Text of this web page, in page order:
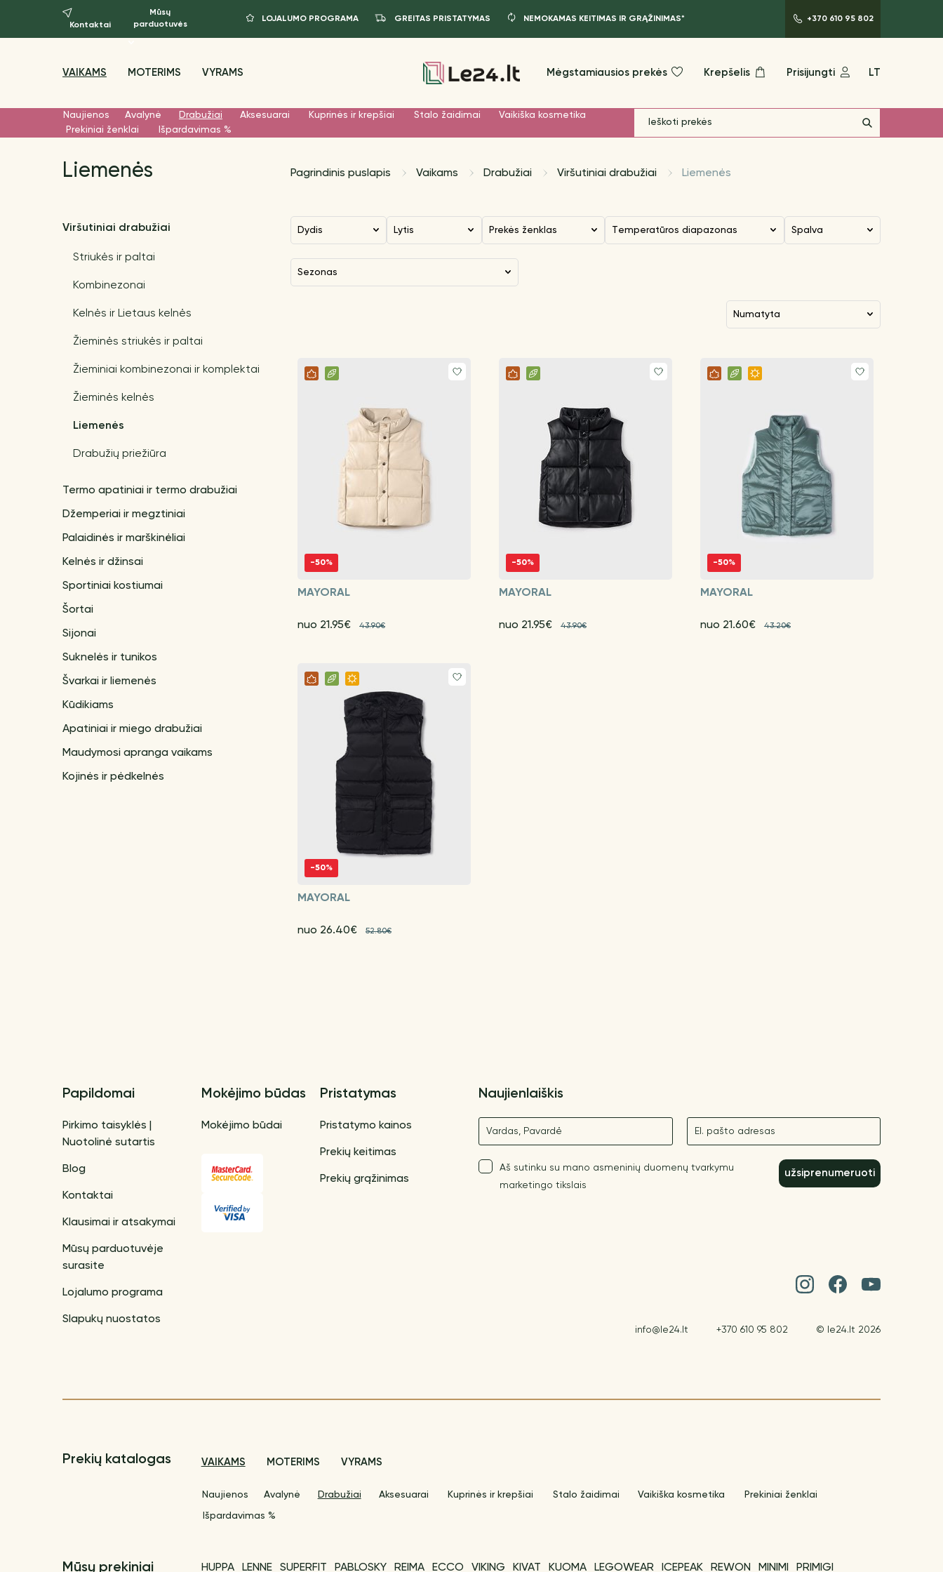
Kontaktai
Mūsų
parduotuvės
LOJALUMO PROGRAMA GREITAS PRISTATYMAS NEMOKAMAS KEITIMAS IR GRĄŽINIMAS* +370 610 95 802
VAIKAMS MOTERIMS VYRAMS Mėgstamiausios prekės Krepšelis Prisijungti LT
Naujienos Avalynė Drabužiai Aksesuarai Kuprinės ir krepšiai Stalo žaidimai
Vaikiška kosmetika
Prekiniai ženklai
Išpardavimas %
Liemenės Pagrindinis puslapis Vaikams Drabužiai Viršutiniai drabužiai Liemenės
Viršutiniai drabužiai
Striukės ir paltai
Kombinezonai
Kelnės ir Lietaus kelnės
Žieminės striukės ir paltai
Žieminiai kombinezonai ir komplektai
Žieminės kelnės
Liemenės
Drabužių priežiūra
Termo apatiniai ir termo drabužiai
Džemperiai ir megztiniai
Palaidinės ir marškinėliai
Kelnės ir džinsai
Sportiniai kostiumai
Šortai
Sijonai
Suknelės ir tunikos
Švarkai ir liemenės
Kūdikiams
Apatiniai ir miego drabužiai
Maudymosi apranga vaikams
Kojinės ir pėdkelnės
Dydis Lytis Prekės ženklas Temperatūros diapazonas Spalva
Sezonas
numatyta
-50%
MAYORAL
nuo 21.95€ 43.90€
-50%
MAYORAL
nuo 21.95€ 43.90€
-50%
MAYORAL
nuo 21.60€ 43.20€
-50%
MAYORAL
nuo 26.40€ 52.80€
Papildomai
Pirkimo taisyklės |
Nuotolinė sutartis
Blog
Kontaktai
Klausimai ir atsakymai
Mūsų parduotuvėje
surasite
Lojalumo programa
Slapukų nuostatos
Mokėjimo būdas
Mokėjimo būdai
Pristatymas
Pristatymo kainos
Prekių keitimas
Prekių grąžinimas
Naujienlaiškis
Vardas El. paštas
Aš sutinku su mano asmeninių duomenų tvarkymu
marketingo tikslais
užsiprenumeruoti
info@le24.lt +370 610 95 802 © le24.lt 2026
Prekių katalogas VAIKAMS MOTERIMS VYRAMS
Naujienos Avalynė Drabužiai Aksesuarai Kuprinės ir krepšiai Stalo žaidimai Vaikiška kosmetika Prekiniai ženklai
Išpardavimas %
Mūsų prekiniai HUPPA LENNE SUPERFIT PABLOSKY REIMA ECCO VIKING KIVAT KUOMA LEGOWEAR ICEPEAK REWON MINIMI PRIMIGI